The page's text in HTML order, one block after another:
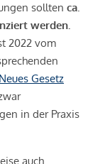
sollten ca.
werden.
2022 vom
Gesetz
in der Praxis
auch